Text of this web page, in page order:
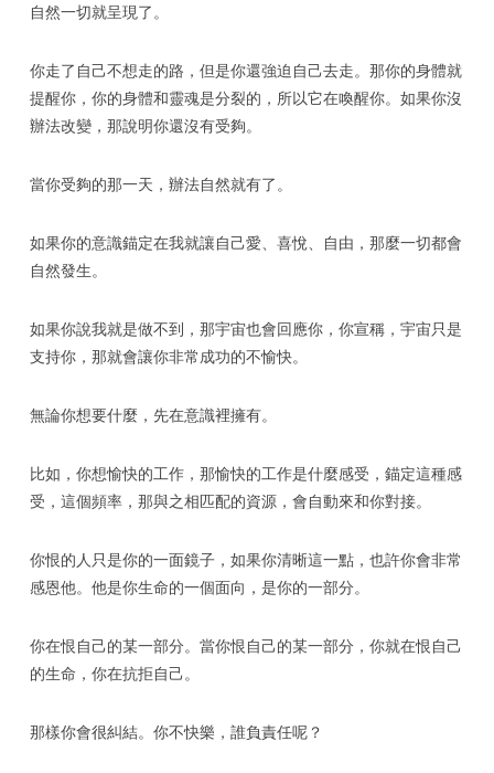
自然一切就呈現了。
你走了自己不想走的路，但是你還強迫自己去走。那你的身體就
提醒你，你的身體和靈魂是分裂的，所以它在喚醒你。如果你沒
辦法改變，那說明你還沒有受夠。
當你受夠的那一天，辦法自然就有了。
如果你的意識錨定在我就讓自己愛、喜悅、自由，那麼一切都會
自然發生。
如果你說我就是做不到，那宇宙也會回應你，你宣稱，宇宙只是
支持你，那就會讓你非常成功的不愉快。
無論你想要什麼，先在意識裡擁有。
比如，你想愉快的工作，那愉快的工作是什麼感受，錨定這種感
受，這個頻率，那與之相匹配的資源，會自動來和你對接。
你恨的人只是你的一面鏡子，如果你清晰這一點，也許你會非常
感恩他。他是你生命的一個面向，是你的一部分。
你在恨自己的某一部分。當你恨自己的某一部分，你就在恨自己
的生命，你在抗拒自己。
那樣你會很糾結。你不快樂，誰負責任呢？